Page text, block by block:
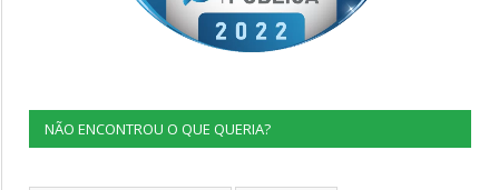
NÃO ENCONTROU O QUE QUERIA?